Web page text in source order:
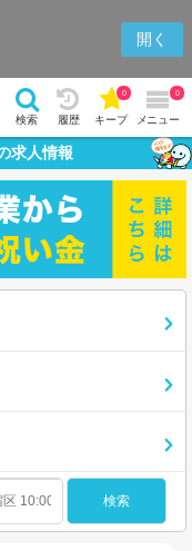
開く
検索 履歴 キープ
0
メニュー
0
求人情報